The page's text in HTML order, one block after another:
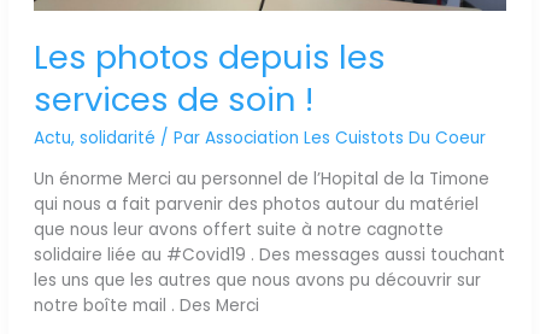
Les photos depuis les
services de soin !
Actu, solidarité / Par Association Les Cuistots Du Coeur
Un énorme Merci au personnel de l’Hopital de la Timone
qui nous a fait parvenir des photos autour du matériel
que nous leur avons offert suite à notre cagnotte
solidaire liée au #Covid19 . Des messages aussi touchant
les uns que les autres que nous avons pu découvrir sur
notre boîte mail . Des Merci